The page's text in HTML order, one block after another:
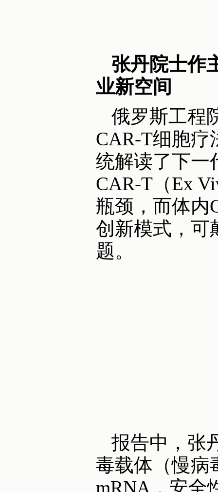
张丹院士作
业新空间
俄罗斯工程
CAR-T细胞疗
统解读了下一
CAR-T（Ex
瓶颈，而体内
创新模式，可
题。
报告中，张
毒载体（慢病
mRNA，安全